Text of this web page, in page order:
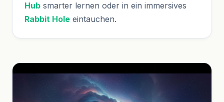
Hub smarter lernen oder in ein immersives
Rabbit Hole eintauchen.